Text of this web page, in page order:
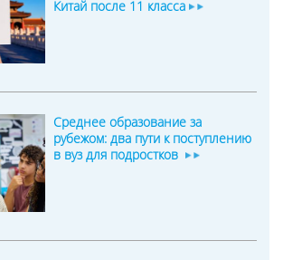
Китай после 11 класса
Среднее образование за
рубежом: два пути к поступлению
в вуз для подростков